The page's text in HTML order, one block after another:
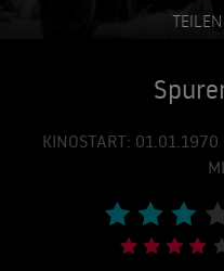
TEILEN
KINOSTART: